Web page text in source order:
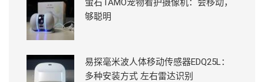
萤石TAMO宠物看护摄像机：会移动，
够聪明
易探毫米波人体移动传感器EDQ25L：
多种安装方式 左右雷达识别